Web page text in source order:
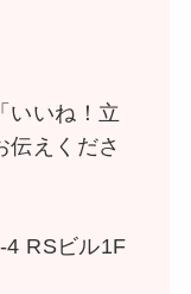
いいね！立
伝えくださ
4 RSビル1F